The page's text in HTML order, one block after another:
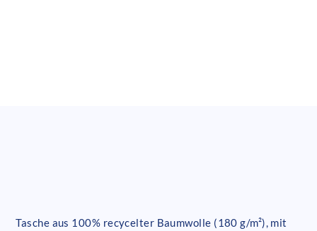
Tasche aus 100% recycelter Baumwolle (180 g/m²), mit